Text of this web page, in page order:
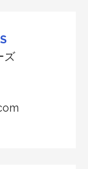
ズ